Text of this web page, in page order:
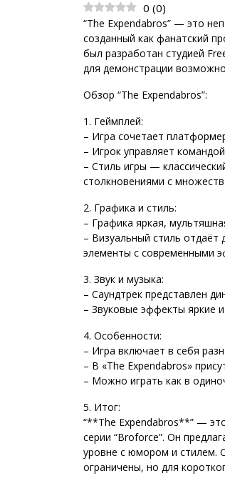
0 (0)
“The Expendabros” — это
созданный как фанатский
был разработан студией
для демонстрации
Обзор “The Expendabros”:
1. Геймплей:
– Игра сочетает
– Игрок управляет
– Стиль игры —
столкновениями с
2. Графика и стиль:
– Графика яркая,
– Визуальный стиль отдаёт
элементы с современными
3. Звук и музыка:
– Саундтрек представлен
– Звуковые эффекты яркие
4. Особенности:
– Игра включает в себя
– В «The Expendabros»
– Можно играть как в
5. Итог:
“**The Expendabros**” —
серии “Broforce”. Он
уровне с юмором и стилем.
ограничены, но для